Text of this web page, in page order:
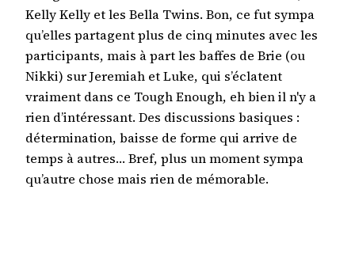
Kelly Kelly et les Bella Twins. Bon, ce fut sympa
qu’elles partagent plus de cinq minutes avec les
participants, mais à part les baffes de Brie (ou
Nikki) sur Jeremiah et Luke, qui s’éclatent
vraiment dans ce Tough Enough, eh bien il n'y a
rien d’intéressant. Des discussions basiques :
détermination, baisse de forme qui arrive de
temps à autres… Bref, plus un moment sympa
qu’autre chose mais rien de mémorable.